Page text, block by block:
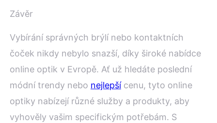
Závěr
Vybírání správných brýlí nebo kontaktních
čoček nikdy nebylo snazší, díky široké nabídce
online optik v Evropě. Ať už hledáte poslední
módní trendy nebo nejlepšícenu, tyto online
optiky nabízejí různé služby a produkty, aby
vyhověly vašim specifickým potřebám. S